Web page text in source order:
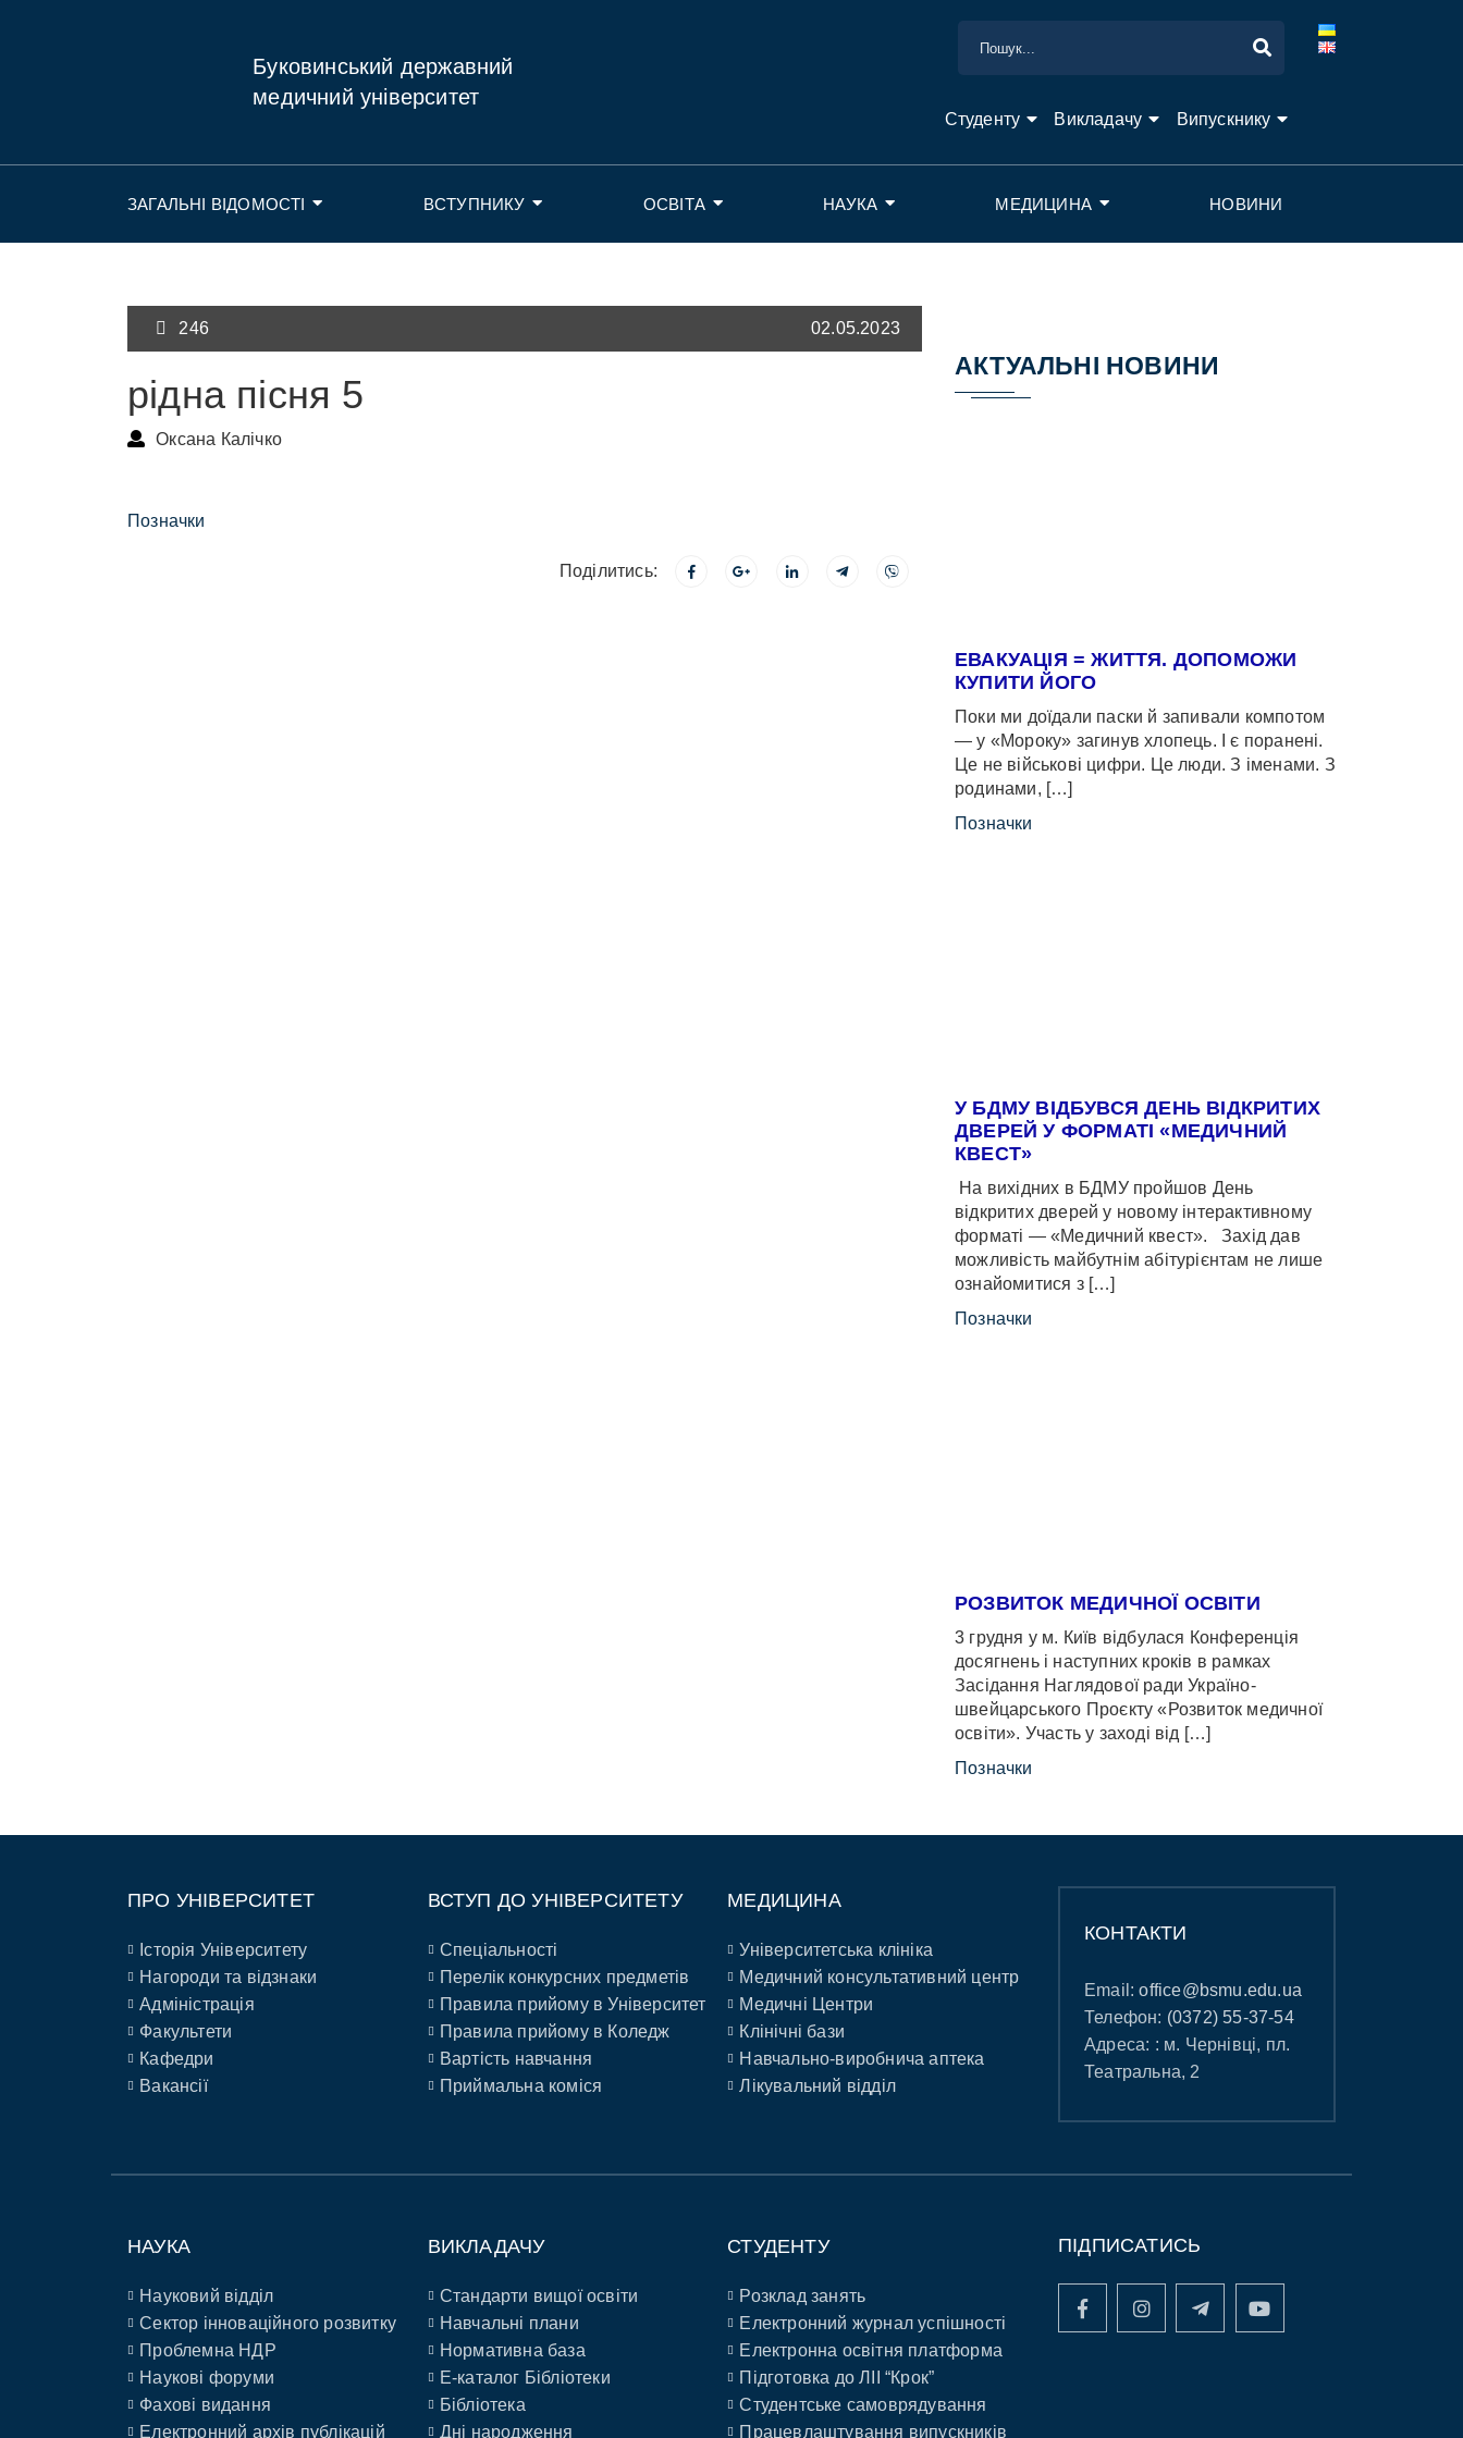
Буковинський державний
медичний університет
Студенту Викладачу Випускнику
ЗАГАЛЬНІ ВІДОМОСТІ ВСТУПНИКУ ОСВІТА НАУКА МЕДИЦИНА НОВИНИ
246 02.05.2023
рідна пісня 5
Оксана Калічко
Позначки
Поділитись:
АКТУАЛЬНІ НОВИНИ
ЕВАКУАЦІЯ = ЖИТТЯ. ДОПОМОЖИ
КУПИТИ ЙОГО
Поки ми доїдали паски й запивали компотом
— у «Мороку» загинув хлопець. І є поранені.
Це не військові цифри. Це люди. З іменами. З
родинами, […]
Позначки
У БДМУ ВІДБУВСЯ ДЕНЬ ВІДКРИТИХ
ДВЕРЕЙ У ФОРМАТІ «МЕДИЧНИЙ
КВЕСТ»
На вихідних в БДМУ пройшов День
відкритих дверей у новому інтерактивному
форматі — «Медичний квест». Захід дав
можливість майбутнім абітурієнтам не лише
ознайомитися з […]
Позначки
РОЗВИТОК МЕДИЧНОЇ ОСВІТИ
3 грудня у м. Київ відбулася Конференція
досягнень і наступних кроків в рамках
Засідання Наглядової ради Україно-
швейцарського Проєкту «Розвиток медичної
освіти». Участь у заході від […]
Позначки
ПРО УНІВЕРСИТЕТ
Історія Університету
Нагороди та відзнаки
Адміністрація
Факультети
Кафедри
Вакансії
ВСТУП ДО УНІВЕРСИТЕТУ
Спеціальності
Перелік конкурсних предметів
Правила прийому в Університет
Правила прийому в Коледж
Вартість навчання
Приймальна коміся
МЕДИЦИНА
Університетська клініка
Медичний консультативний центр
Медичні Центри
Клінічні бази
Навчально-виробнича аптека
Лікувальний відділ
КОНТАКТИ
Email:office@bsmu.edu.ua
Телефон: (0372) 55-37-54
Адреса: : м. Чернівці, пл.
Театральна, 2
НАУКА
Науковий відділ
Сектор інноваційного розвитку
Проблемна НДР
Наукові форуми
Фахові видання
Електронний архів публікацій
ВИКЛАДАЧУ
Стандарти вищої освіти
Навчальні плани
Нормативна база
E-каталог Бібліотеки
Бібліотека
Дні народження
СТУДЕНТУ
Розклад занять
Електронний журнал успішності
Електронна освітня платформа
Підготовка до ЛІІ “Крок”
Студентське самоврядування
Працевлаштування випускників
ПІДПИСАТИСЬ